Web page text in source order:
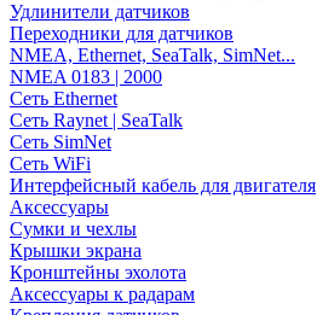
Удлинители датчиков
Переходники для датчиков
NMEA, Ethernet, SeaTalk, SimNet...
NMEA 0183 | 2000
Сеть Ethernet
Сеть Raynet | SeaTalk
Сеть SimNet
Сеть WiFi
Интерфейсный кабель для двигателя
Аксессуары
Сумки и чехлы
Крышки экрана
Кронштейны эхолота
Аксессуары к радарам